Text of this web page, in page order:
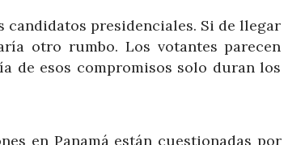
presidenciales. Si de llegar
otro rumbo. Los votantes parecen
de esos compromisos solo duran los
en Panamá están cuestionadas por